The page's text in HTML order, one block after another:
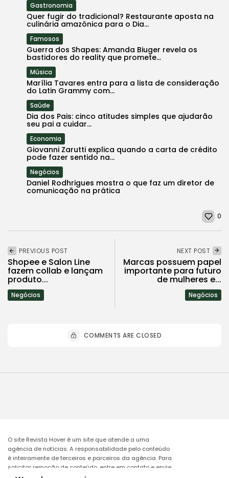
Gastronomia
Quer fugir do tradicional? Restaurante aposta na
culinária amazônica para o Dia...
Famosos
Guerra dos Shapes: Amanda Biuger revela os
bastidores do reality que promete...
Música
Marília Tavares entra para a lista de consideração
do Latin Grammy com...
Saúde
Dia dos Pais: cinco atitudes simples que ajudarão
seu pai a cuidar...
Economia
Giovanni Zarutti explica quando a carta de crédito
pode fazer sentido na...
Negócios
Daniel Rodhrigues mostra o que faz um diretor de
comunicação na prática
0
PREVIOUS POST
Shopee e Salon Line
fazem collab e lançam
produto...
Negócios
NEXT POST
Marcas possuem papel
importante para futuro
de mulheres e...
Negócios
COMMENTS ARE CLOSED
O site Revista Hover é um site que atende a uma
agência de notícias. A responsabilidade pelo conteúdo
é inteiramente de terceiros e parceiros da agência. Para
solicitar remoção de conteúdo, entre em contato e envie
o link da matéria a ser excluída no e-mail: